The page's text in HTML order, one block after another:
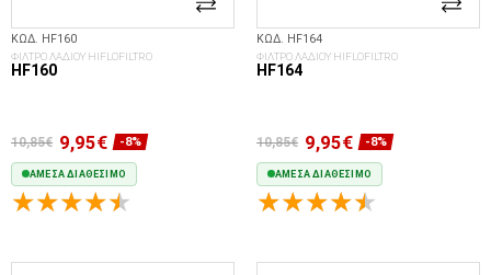
ΚΩΔ. HF160
ΦΙΛΤΡΟ ΛΑΔΙΟΥ HIFLOFILTRO
HF160
10,85€ 9,95€ -8%
ΆΜΕΣΑ ΔΙΑΘΈΣΙΜΟ
ΚΩΔ. HF164
ΦΙΛΤΡΟ ΛΑΔΙΟΥ HIFLOFILTRO
HF164
10,85€ 9,95€ -8%
ΆΜΕΣΑ ΔΙΑΘΈΣΙΜΟ